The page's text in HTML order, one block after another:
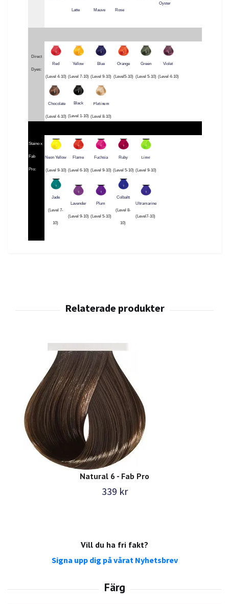
Vill du ha fri fakt?
Signa upp dig på vårat Nyhetsbrev
Latte Mauve Rose
Oyster
Direct
Dyes:
Red
(Level 4-10)
Yellow
(Level 7-10)
Blue
(Level 9-10)
Orange
(Level5-10)
Green
(Level 5-10)
Violet
(Level 4-10)
Chocolate
(Level 4-10)
Black
(Level 1-10)
Platinum
(Level 8-10)
Staino x
Fab
Pro:
Neon Yellow
(Level 9-10)
Flame
(Level 6-10)
Fuchsia
(Level 9-10)
Ruby
(Level 5-10)
Lime
(Level 9-10)
Jade
(Level 7-
10)
Lavender
(Level 9-10)
Plum
(Level 5-10)
Colbaltt
(Level 8-
10)
Ultramarine
(Level7-10)
Natural 6 - Fab Pro
339 kr